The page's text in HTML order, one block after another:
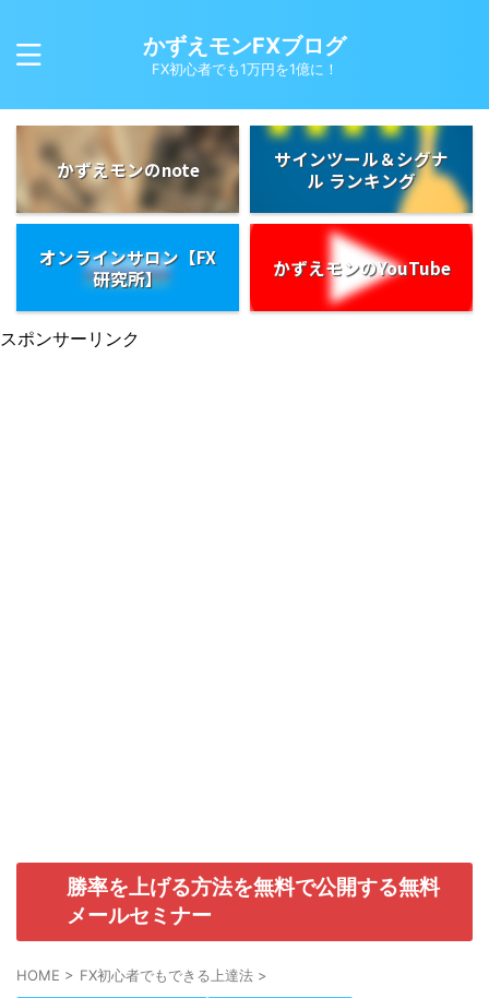
かずえモンFXブログ
FX初心者でも1万円を1億に！
かずえモンのnote
サインツール＆シグナ
ル ランキング
オンラインサロン【FX
研究所】
かずえモンのYouTube
スポンサーリンク
勝率を上げる方法を無料で公開する無料
メールセミナー
HOME > FX初心者でもできる上達法 >